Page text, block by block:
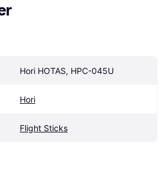
Hori HOTAS, HPC-045U
Hori
Flight Sticks